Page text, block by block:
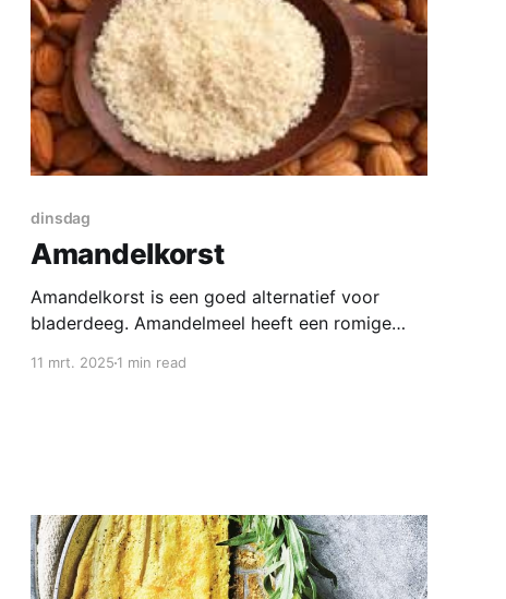
dinsdag
Amandelkorst
Amandelkorst is een goed alternatief voor
bladerdeeg. Amandelmeel heeft een romige
11 mrt. 20251 min read